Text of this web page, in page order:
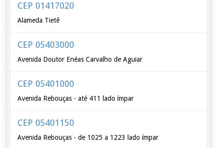
CEP 01417020
Alameda Tietê
CEP 05403000
Avenida Doutor Enéas Carvalho de Aguiar
CEP 05401000
Avenida Rebouças - até 411 lado ímpar
CEP 05401150
Avenida Rebouças - de 1025 a 1223 lado ímpar